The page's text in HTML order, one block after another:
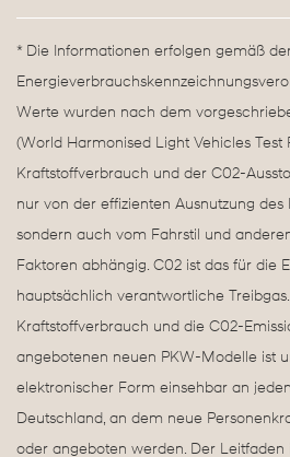
* Die Informationen erfolgen gemäß
Werte wurden nach dem
(World Harmonised Light Vehicles Test
Kraftstoffverbrauch und der C02-
nur von der effizienten Ausnutzung des
sondern auch vom Fahrstil und
Faktoren abhängig. C02 ist das für die
hauptsächlich verantwortliche
Kraftstoffverbrauch und die C02-
angebotenen neuen PKW-Modelle ist
elektronischer Form einsehbar an
Deutschland, an dem neue
oder angeboten werden. Der